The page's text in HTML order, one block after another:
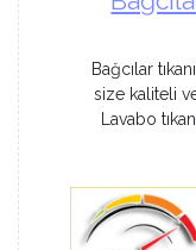
Bağcılar
size kaliteli
Lavabo